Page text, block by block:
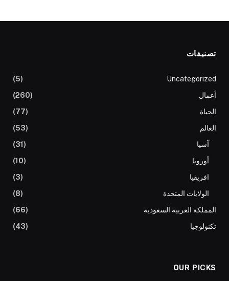
تصنيفات
Uncategorized
(5)
أعمال
(260)
الحياة
(77)
العالم
(53)
آسيا
(31)
أوروبا
(10)
افريقيا
(3)
الولايات المتحدة
(8)
المملكة العربية السعودية
(66)
تكنولوجيا
(43)
OUR PICKS